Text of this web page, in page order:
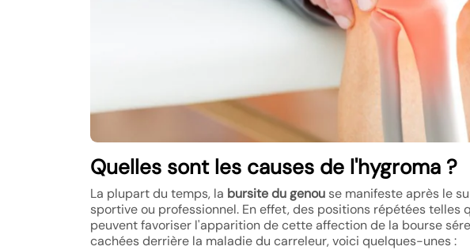
Quelles sont les causes de l'hygroma ?
La plupart du temps, la bursite du genou se manifeste après le
sportive ou professionnel. En effet, des positions répétées
peuvent favoriser l'apparition de cette affection de la bourse
cachées derrière la maladie du carreleur, voici quelques-unes :